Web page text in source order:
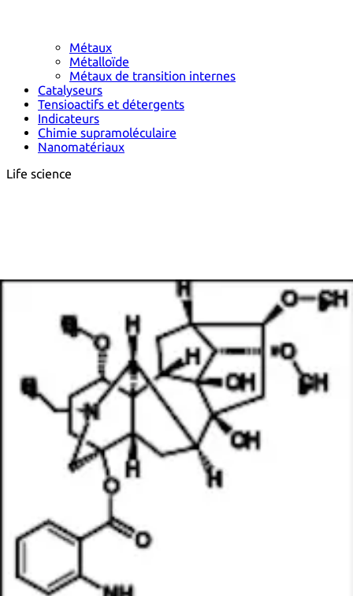
Métaux
Métalloïde
Métaux de transition internes
Catalyseurs
Tensioactifs et détergents
Indicateurs
Chimie supramoléculaire
Nanomatériaux
Life science